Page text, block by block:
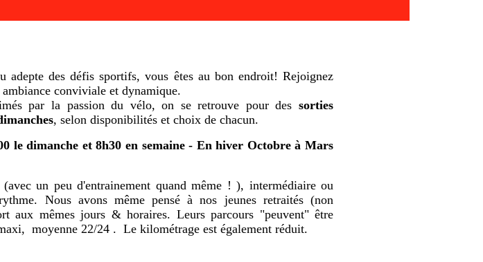
adepte des défis sportifs, vous êtes au bon endroit! Rejoignez
conviviale et dynamique.
par la passion du vélo, on se retrouve pour des sorties
, selon disponibilités et choix de chacun.
le dimanche et 8h30 en semaine - En hiver Octobre à Mars
un peu d'entrainement quand même ! ), intermédiaire ou
Nous avons même pensé à nos jeunes retraités (non
aux mêmes jours & horaires. Leurs parcours "peuvent" être
moyenne 22/24 . Le kilométrage est également réduit.